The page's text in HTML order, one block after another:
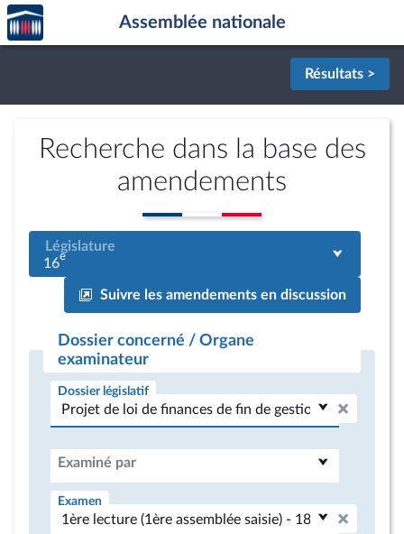
Aller au contenu
Aller en bas de la page
Accèder
à la
page
Assemblée nationale
Résultats >
Recherche dans la base des
amendements
Législature
16e
Suivre les amendements en discussion
Dossier concerné / Organe
examinateur
Dossier législatif
Examiné par
Examen